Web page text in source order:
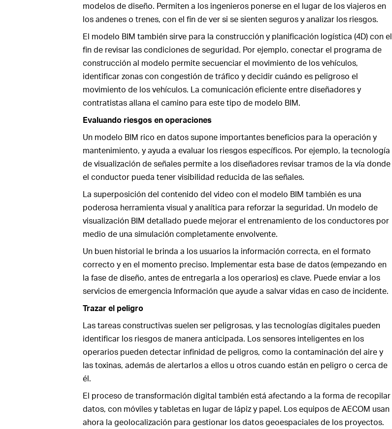
modelos de diseño. Permiten a los ingenieros ponerse en el lugar de los viajeros en
los andenes o trenes, con el fin de ver si se sienten seguros y analizar los riesgos.
El modelo BIM también sirve para la construcción y planificación logística (4D) con el
fin de revisar las condiciones de seguridad. Por ejemplo, conectar el programa de
construcción al modelo permite secuenciar el movimiento de los vehículos,
identificar zonas con congestión de tráfico y decidir cuándo es peligroso el
movimiento de los vehículos. La comunicación eficiente entre diseñadores y
contratistas allana el camino para este tipo de modelo BIM.
Evaluando riesgos en operaciones
Un modelo BIM rico en datos supone importantes beneficios para la operación y
mantenimiento, y ayuda a evaluar los riesgos específicos. Por ejemplo, la tecnología
de visualización de señales permite a los diseñadores revisar tramos de la vía donde
el conductor pueda tener visibilidad reducida de las señales.
La superposición del contenido del video con el modelo BIM también es una
poderosa herramienta visual y analítica para reforzar la seguridad. Un modelo de
visualización BIM detallado puede mejorar el entrenamiento de los conductores por
medio de una simulación completamente envolvente.
Un buen historial le brinda a los usuarios la información correcta, en el formato
correcto y en el momento preciso. Implementar esta base de datos (empezando en
la fase de diseño, antes de entregarla a los operarios) es clave. Puede enviar a los
servicios de emergencia Información que ayude a salvar vidas en caso de incidente.
Trazar el peligro
Las tareas constructivas suelen ser peligrosas, y las tecnologías digitales pueden
identificar los riesgos de manera anticipada. Los sensores inteligentes en los
operarios pueden detectar infinidad de peligros, como la contaminación del aire y
las toxinas, además de alertarlos a ellos u otros cuando están en peligro o cerca de
él.
El proceso de transformación digital también está afectando a la forma de recopilar
datos, con móviles y tabletas en lugar de lápiz y papel. Los equipos de AECOM usan
ahora la geolocalización para gestionar los datos geoespaciales de los proyectos.